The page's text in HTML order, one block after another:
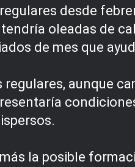
desde
oleadas de
de mes que
aunque
la posible